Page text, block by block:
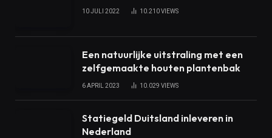
10 JULI 2022 10.210VIEWS
Een natuurlijke uitstraling met een
zelfgemaakte houten plantenbak
6 APRIL 2023 10.029 VIEWS
Statiegeld Duitsland inleveren in
Nederland